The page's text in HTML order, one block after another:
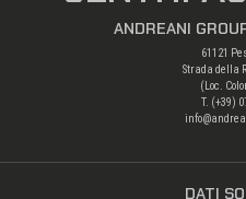
ANDREANI
61121
Strada della
(Loc.
T. (+39)
DATI